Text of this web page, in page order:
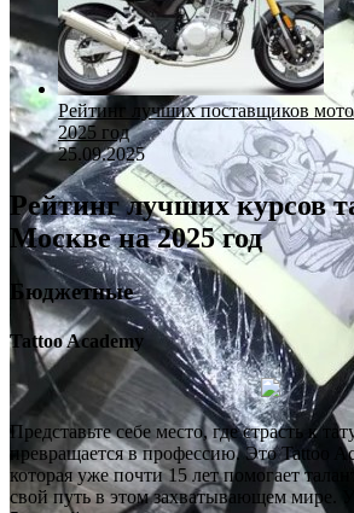
Рейтинг лучших поставщиков
2025 год
25.09.2025
Рейтинг лучших курсов
Москве на 2025 год
Бюджетные
Tattoo Academy
Представьте себе место, где страсть к
превращается в профессию. Это Tattoo
которая уже почти 15 лет помогает
свой путь в этом захватывающем мире.